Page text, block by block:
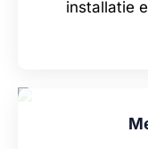
installatie